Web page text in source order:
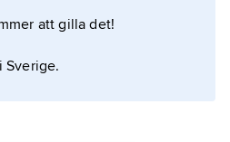
att gilla det!
Sverige.